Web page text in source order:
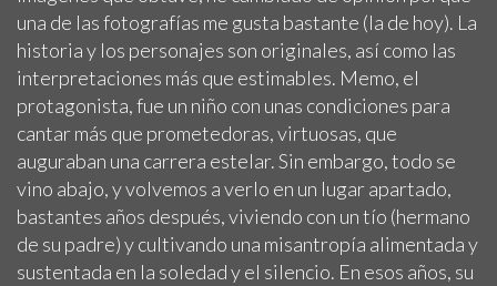
una de las fotografías me gusta bastante (la de hoy). La
historia y los personajes son originales, así como las
interpretaciones más que estimables. Memo, el
protagonista, fue un niño con unas condiciones para
cantar más que prometedoras, virtuosas, que
auguraban una carrera estelar. Sin embargo, todo se
vino abajo, y volvemos a verlo en un lugar apartado,
bastantes años después, viviendo con un tío (hermano
de su padre) y cultivando una misantropía alimentada y
sustentada en la soledad y el silencio. En esos años, su